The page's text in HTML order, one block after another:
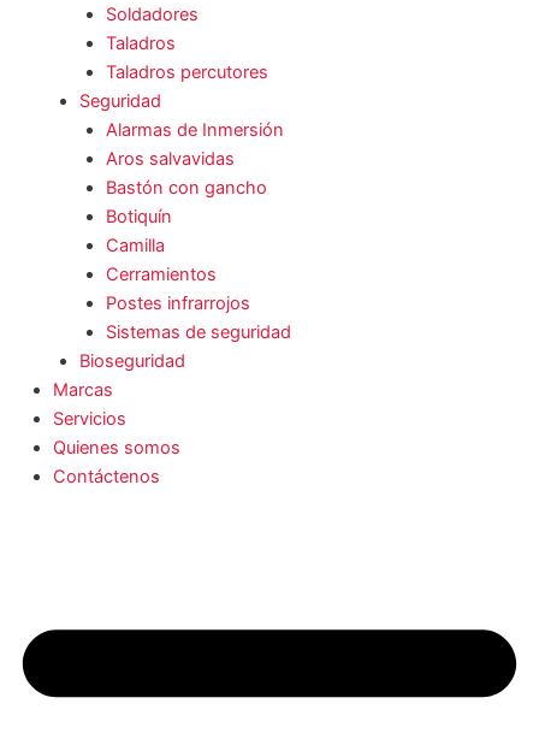
Soldadores
Taladros
Taladros percutores
Seguridad
Alarmas de Inmersión
Aros salvavidas
Bastón con gancho
Botiquín
Camilla
Cerramientos
Postes infrarrojos
Sistemas de seguridad
Bioseguridad
Marcas
Servicios
Quienes somos
Contáctenos